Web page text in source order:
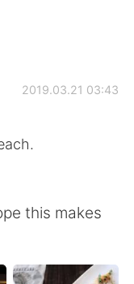
2019.03.21 03:43
this makes